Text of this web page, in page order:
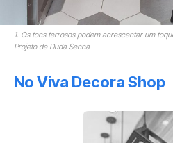
1. Os tons terrosos podem acrescentar um
Projeto de Duda Senna
No Viva Decora Shop